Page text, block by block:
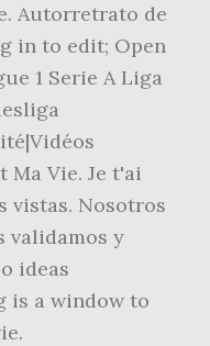
Autorretrato de
in to edit; Open
1 Serie A Liga
Ma Vie. Je t'ai
vistas. Nosotros
validamos y
ideas
is a window to